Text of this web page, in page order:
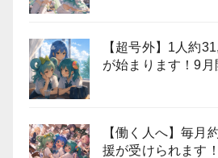
【超号外】1人約
が始まります！9月
【働く人へ】毎月
援が受けられます！